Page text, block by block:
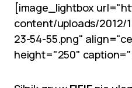
[image_lightbox
content/uploads/2012/
23-54-55.png"
height="250"